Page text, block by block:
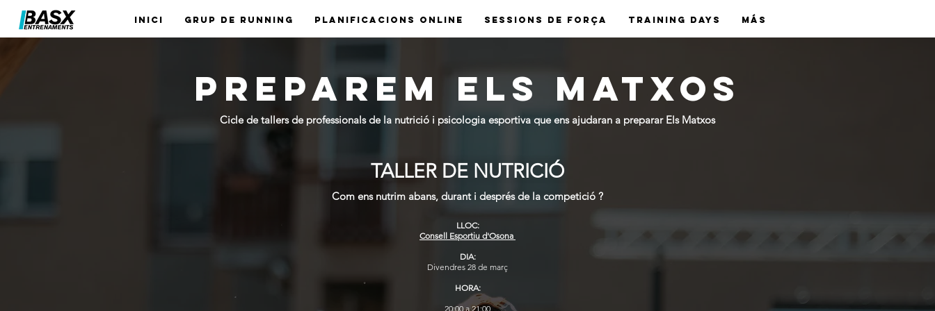
Inici GRUP DE RUNNING PLANIFICACIONS ONLINE SESSIONS DE FORÇA TRAINING DAYS Más
PREPAREM ELS MATXOS
Cicle de tallers de professionals de la nutrició i psicologia esportiva que ens ajudaran a preparar Els Matxos
TALLER DE NUTRICIÓ
Com ens nutrim abans, durant i després de la competició ?
LLOC:
Consell Esportiu d'Osona
DIA:
Divendres 28 de març
HORA:
20:00 a 21:00